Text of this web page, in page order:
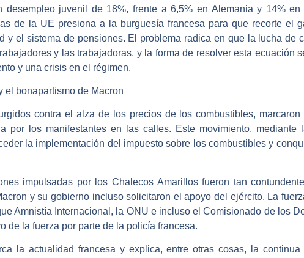
desempleo juvenil de 18%, frente a 6,5% en Alemania y 14%
de la UE presiona a la burguesía francesa para que recorte el
y el sistema de pensiones. El problema radica en que la lucha de
y las trabajadoras, y la forma de resolver esta ecuación
y una crisis en el régimen.
el bonapartismo de Macron
contra el alza de los precios de los combustibles,
por los manifestantes en las calles. Este movimiento, mediante
la implementación del impuesto sobre los combustibles y
impulsadas por los Chalecos Amarillos fueron tan
y su gobierno incluso solicitaron el apoyo del ejército. La
Amnistía Internacional, la ONU e incluso el Comisionado de los
de la fuerza por parte de la policía francesa.
la actualidad francesa y explica, entre otras cosas, la